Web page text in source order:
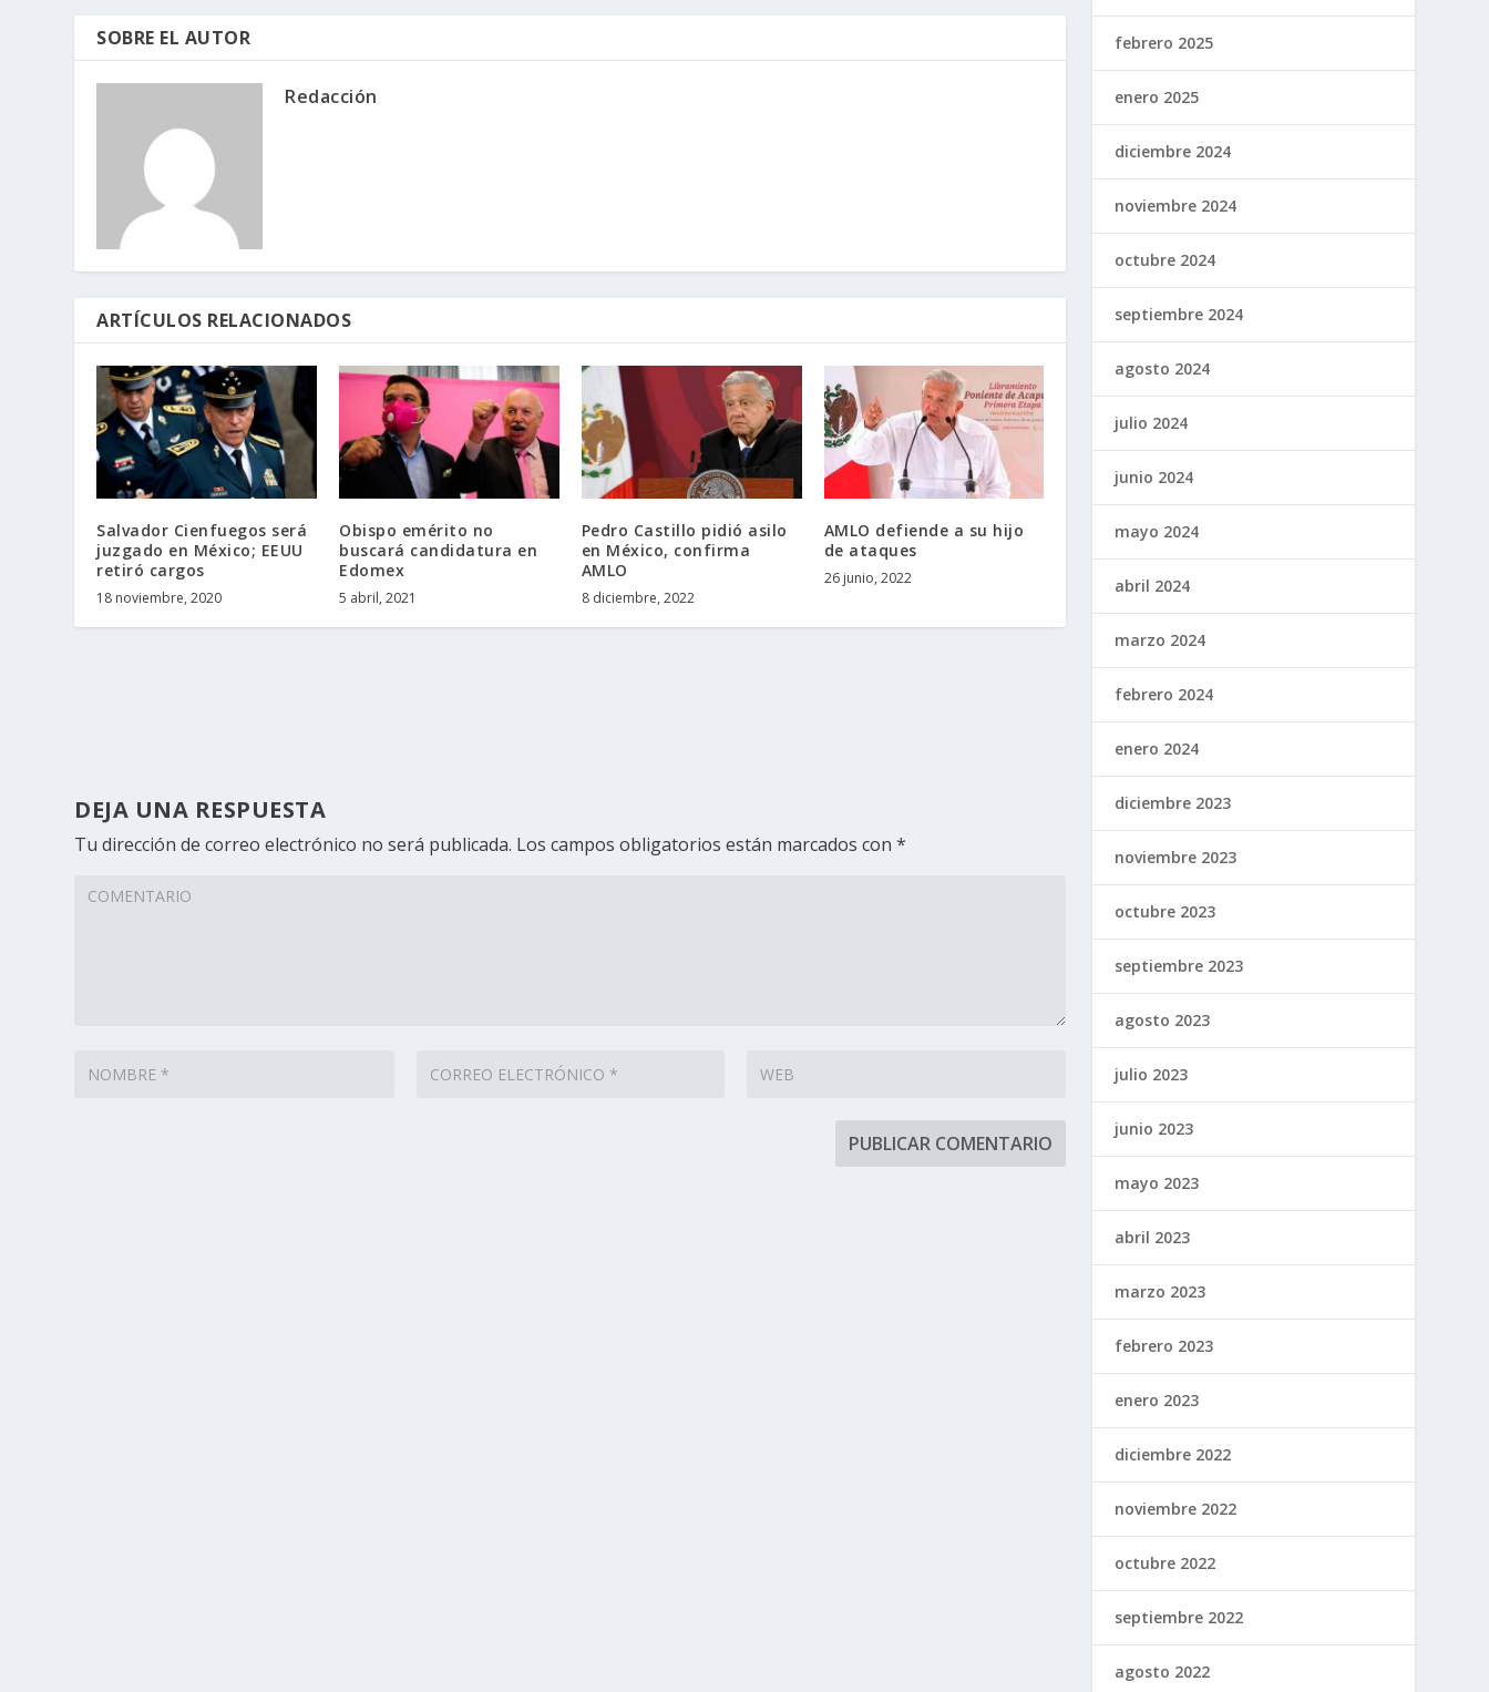
SOBRE EL AUTOR
Redacción
ARTÍCULOS RELACIONADOS
Salvador Cienfuegos será
juzgado en México; EEUU
retiró cargos
18 noviembre, 2020
Obispo emérito no
buscará candidatura en
Edomex
5 abril, 2021
Pedro Castillo pidió asilo
en México, confirma
AMLO
8 diciembre, 2022
AMLO defiende a su hijo
de ataques
26 junio, 2022
DEJA UNA RESPUESTA
Tu dirección de correo electrónico no será publicada. Los campos obligatorios están marcados con*
febrero 2025
enero 2025
diciembre 2024
noviembre 2024
octubre 2024
septiembre 2024
agosto 2024
julio 2024
junio 2024
mayo 2024
abril 2024
marzo 2024
febrero 2024
enero 2024
diciembre 2023
noviembre 2023
octubre 2023
septiembre 2023
agosto 2023
julio 2023
junio 2023
mayo 2023
abril 2023
marzo 2023
febrero 2023
enero 2023
diciembre 2022
noviembre 2022
octubre 2022
septiembre 2022
agosto 2022